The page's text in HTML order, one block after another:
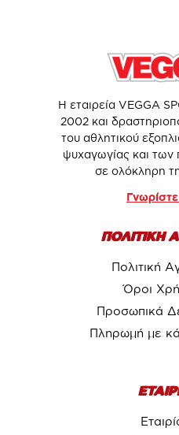
Η εταιρεία VEGGA
2002 και
του αθλητικού
ψυχαγωγίας και των
σε ολόκληρη
ΠΟΛΙΤΙΚΗ
Πολιτική
Όροι
Προσωπικά
Πληρωμή με